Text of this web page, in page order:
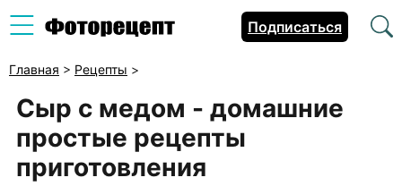
Подписаться
Главная > Рецепты >
Сыр с медом - домашние
простые рецепты
приготовления